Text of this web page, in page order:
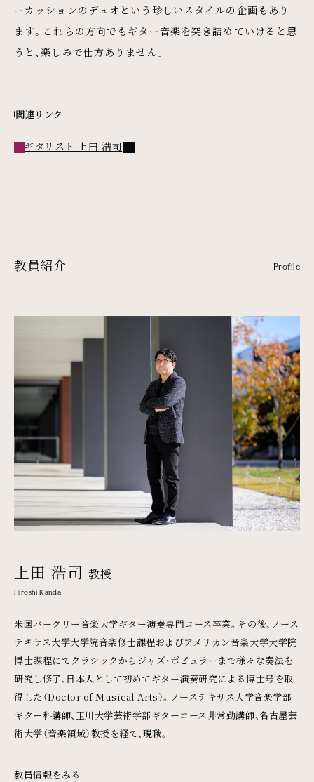
ーカッションのデュオという珍しいスタイルの企画もあり
ます。これらの方向でもギター音楽を突き詰めていけると思
うと、楽しみで仕方ありません」
関連リンク
ギタリスト 上田 浩司外部リンク
教員紹介 Profile
上田 浩司 教授
Hiroshi Kanda
米国バークリー音楽大学ギター演奏専門コース卒業。その後、ノース
テキサス大学大学院音楽修士課程およびアメリカン音楽大学大学院
博士課程にてクラシックからジャズ・ポピュラーまで様々な奏法を
研究し修了、日本人として初めてギター演奏研究による博士号を取
得した（Doctor of Musical Arts）。ノーステキサス大学音楽学部
ギター科講師、玉川大学芸術学部ギターコース非常勤講師、名古屋芸
術大学（音楽領域）教授を経て、現職。
教員情報をみる